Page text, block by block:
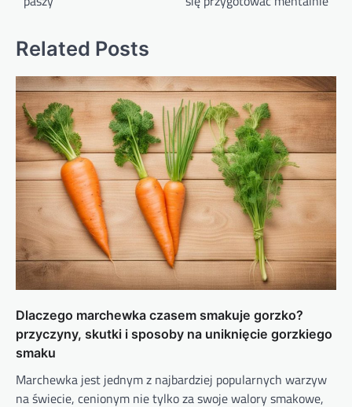
Related Posts
Dlaczego marchewka czasem smakuje gorzko?
przyczyny, skutki i sposoby na uniknięcie gorzkiego
smaku
Marchewka jest jednym z najbardziej popularnych warzyw
na świecie, cenionym nie tylko za swoje walory smakowe,